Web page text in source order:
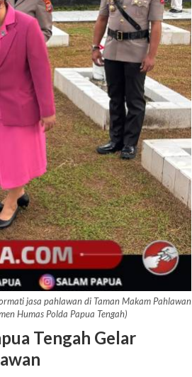
jasa pahlawan di Taman Makam Pahlawan
Humas Polda Papua Tengah)
Tengah Gelar